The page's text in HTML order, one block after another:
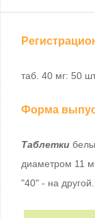
таб. 40 мг: 50
Форма
Таблетки
диаметром 11
"40" - на другой.